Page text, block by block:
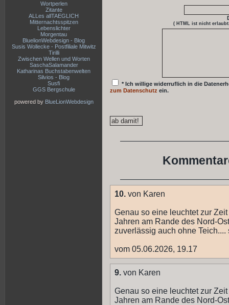
Wortperlen
Zitante
ALLes allTAEGLICH
Mitternachtsspitzen
Lebenslichter
Morgentau
BluelionWebdesign - Blog
Susis Wollecke - Postfiliale Mitwitz
Tirilli
Zwischen Wellen und Worten
SaschaSalamander
Katharinas Buchstabenwelten
Silvios - Blog
Susfi
GGS Bergschule
powered by BlueLionWebdesign
( HTML ist nicht
* Ich willige widerruflich in die
zum Datenschutz ein.
10. von Karen
Genau so eine leuchtet zur
Jahren am Rande des Nord-
zuverlässig auch ohne
vom 05.06.2026, 19.17
9. von Karen
Genau so eine leuchtet zur
Jahren am Rande des Nord-